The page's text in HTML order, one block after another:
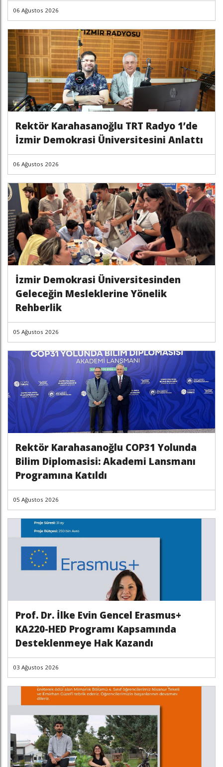
06 Ağustos 2026
Rektör Karahasanoğlu TRT Radyo 1’de
İzmir Demokrasi Üniversitesini Anlattı
06 Ağustos 2026
İzmir Demokrasi Üniversitesinden
Geleceğin Mesleklerine Yönelik
Rehberlik
05 Ağustos 2026
Rektör Karahasanoğlu COP31 Yolunda
Bilim Diplomasisi: Akademi Lansmanı
Programına Katıldı
05 Ağustos 2026
Prof. Dr. İlke Evin Gencel Erasmus+
KA220-HED Programı Kapsamında
Desteklenmeye Hak Kazandı
03 Ağustos 2026